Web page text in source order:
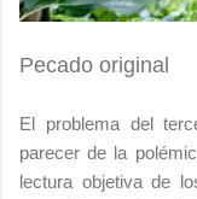
Pecado original
El problema del
parecer de la
lectura objetiva de